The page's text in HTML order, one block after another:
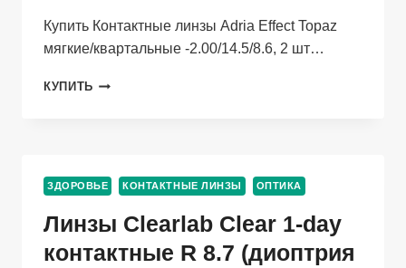
Купить Контактные линзы Adria Effect Topaz
мягкие/квартальные -2.00/14.5/8.6, 2 шт…
КУПИТЬ КОНТАКТНЫЕ
МЯГКИЕ/
КВАРТАЛЬНЫЕ
2
ШТ
ЗДОРОВЬЕ КОНТАКТНЫЕ ЛИНЗЫ ОПТИКА
Линзы Clearlab Clear 1-day
контактные R 8.7 (диоптрия